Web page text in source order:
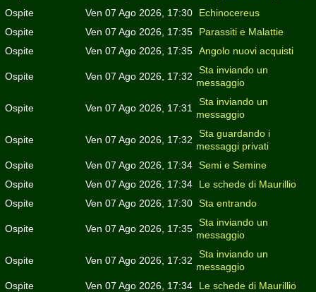
Ospite
Ven 07 Ago 2026, 17:30
Echinocereus
Ospite
Ven 07 Ago 2026, 17:35
Parassiti e Malattie
Ospite
Ven 07 Ago 2026, 17:35 Angolo nuovi acquisti
Ospite Ven 07 Ago 2026, 17:32
Sta inviando un
messaggio
Ospite Ven 07 Ago 2026, 17:31
Sta inviando un
messaggio
Ospite Ven 07 Ago 2026, 17:32
Sta guardando i
messaggi privati
Ospite
Ven 07 Ago 2026, 17:34 Semi e Semine
Ospite
Ven 07 Ago 2026, 17:34
Le schede di Maurillio
Ospite
Ven 07 Ago 2026, 17:30 Sta entrando
Ospite Ven 07 Ago 2026, 17:35
Sta inviando un
messaggio
Ospite Ven 07 Ago 2026, 17:32
Sta inviando un
messaggio
Ospite
Ven 07 Ago 2026, 17:34
Le schede di Maurillio